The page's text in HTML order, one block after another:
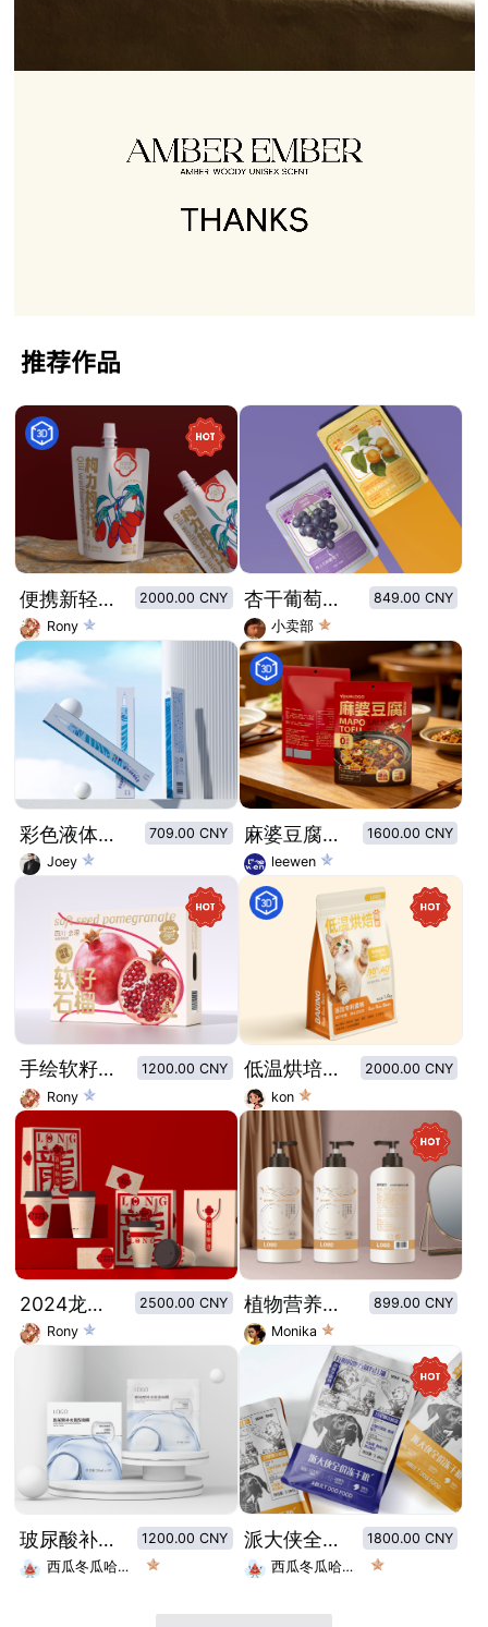
推荐作品
便携新轻养生自吸袋枸杞汁包装设计
2000.00 CNY
Rony
杏干葡萄干果干包装设计
849.00 CNY
小卖部
彩色液体眼线笔阿凡达蓝色
709.00 CNY
Joey
麻婆豆腐预制菜包装设计 酱料自立袋样机 餐饮包装通用
1600.00 CNY
leewen
手绘软籽石榴水果包装
1200.00 CNY
Rony
低温烘培猫粮包装设计
2000.00 CNY
kon
2024龙年新年快消饮料系列包装设计
2500.00 CNY
Rony
植物营养洗发露-松叶提取洗发露-草本洗发露
899.00 CNY
Monika
玻尿酸补水保湿面膜
1200.00 CNY
西瓜冬瓜哈密瓜
派大侠全价冻干粮
1800.00 CNY
西瓜冬瓜哈密瓜